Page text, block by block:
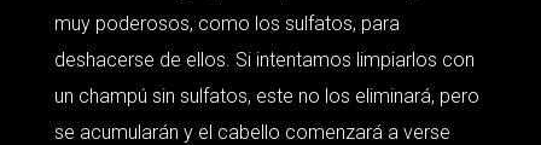
muy poderosos, como los sulfatos, para
deshacerse de ellos. Si intentamos limpiarlos con
un champú sin sulfatos, este no los eliminará, pero
se acumularán y el cabello comenzará a verse